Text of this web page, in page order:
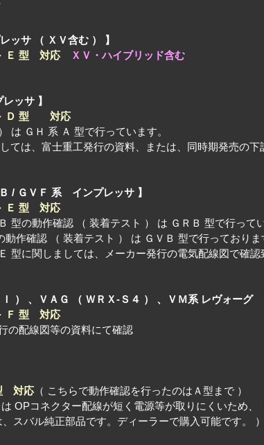
ッサ （ ＸＶ含む ） 】
Ｅ 型 対応
ＸＶ・ハイブリッド含む
ッサ 】
Ｄ 型 対応
は ＧＨ 系 Ａ 型で行っています。
ては、富士重工発行の資料、または、同時期発売の下
/ ＧＶＦ 系 インプレッサ 】
Ｅ 型 対応
型の動作確認 （ 装着テスト ） は ＧＲＢ 型で行ってい
作確認 （ 装着テスト ） は ＧＶＢ 型で行っておりま
型に関しましては、メーカー発行の電気配線図で確認
Ｉ ） 、ＶＡＧ （ ＷＲＸ-Ｓ４ ） 、ＶＭ系 レヴォーグ
Ｆ 型 対応
の配線図等の資料にて確認
対応 （ こちらで動作確認を行ったのはＡ型まで ）
OPコネクター配線が短く電源等が取りにくいため、
、スバル純正部品です。ディーラーで購入可能です。 ）